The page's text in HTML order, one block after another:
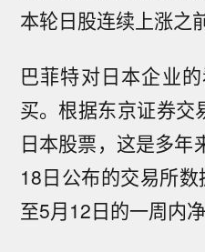
本轮日股连续上涨之
巴菲特对日本企业
买。根据东京证券
日本股票，这是多年
18日公布的交易所
至5月12日的一周内